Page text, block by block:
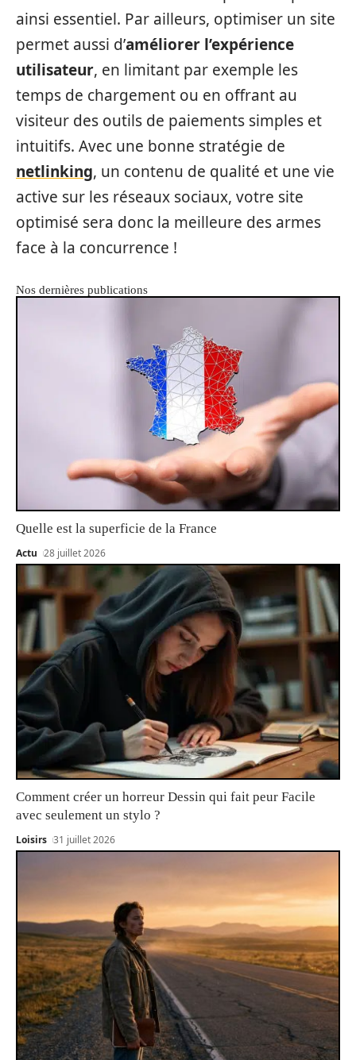
ainsi essentiel. Par ailleurs, optimiser un site
permet aussi d’améliorer l’expérience
utilisateur, en limitant par exemple les
temps de chargement ou en offrant au
visiteur des outils de paiements simples et
intuitifs. Avec une bonne stratégie de
netlinking, un contenu de qualité et une vie
active sur les réseaux sociaux, votre site
optimisé sera donc la meilleure des armes
face à la concurrence !
Nos dernières publications
Quelle est la superficie de la France
Actu 28 juillet 2026
Comment créer un horreur Dessin qui fait peur Facile
avec seulement un stylo ?
Loisirs 31 juillet 2026